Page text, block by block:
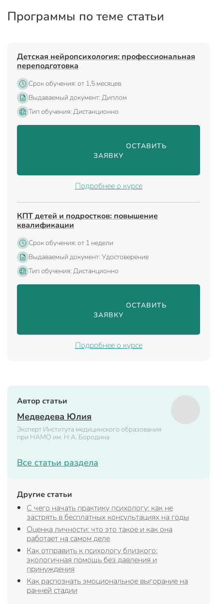
Программы по теме статьи
Детская нейропсихология: профессиональная
переподготовка
Срок обучения: от 1,5 месяцев
Выдаваемый документ: Диплом
Тип обучения: Дистанционно
                                ОСТАВИТЬ
ЗАЯВКУ
Подробнее о курсе
КПТ детей и подростков: повышение
квалификации
Срок обучения: от 1 недели
Выдаваемый документ: Удостоверение
Тип обучения: Дистанционно
                                ОСТАВИТЬ
ЗАЯВКУ
Подробнее о курсе
Автор статьи
Медведева Юлия
Эксперт Института медицинского образования
при НАМО им. Н.А. Бородина
Все статьи раздела
Другие статьи
С чего начать практику психологу: как не
застрять в бесплатных консультациях на годы
Оценка личности: что это такое и как она
работает на самом деле
Как отправить к психологу близкого:
экологичная помощь без давления и
принуждения
Как распознать эмоциональное выгорание на
ранней стадии